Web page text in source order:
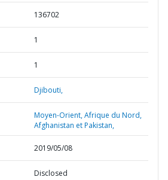
136702
1
1
Djibouti,
Moyen-Orient, Afrique du Nord,
Afghanistan et Pakistan,
2019/05/08
Disclosed